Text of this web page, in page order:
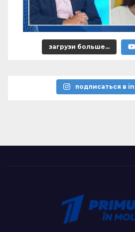
загрузи больше...
подписаться в